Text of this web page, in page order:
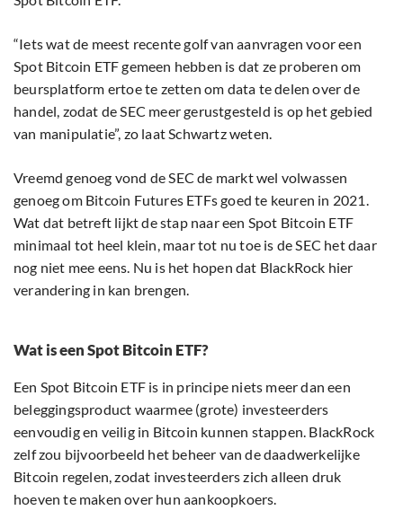
“Iets wat de meest recente golf van aanvragen voor een
Spot Bitcoin ETF gemeen hebben is dat ze proberen om
beursplatform ertoe te zetten om data te delen over de
handel, zodat de SEC meer gerustgesteld is op het gebied
van manipulatie”, zo laat Schwartz weten.
Vreemd genoeg vond de SEC de markt wel volwassen
genoeg om Bitcoin Futures ETFs goed te keuren in 2021.
Wat dat betreft lijkt de stap naar een Spot Bitcoin ETF
minimaal tot heel klein, maar tot nu toe is de SEC het daar
nog niet mee eens. Nu is het hopen dat BlackRock hier
verandering in kan brengen.
Wat is een Spot Bitcoin ETF?
Een Spot Bitcoin ETF is in principe niets meer dan een
beleggingsproduct waarmee (grote) investeerders
eenvoudig en veilig in Bitcoin kunnen stappen. BlackRock
zelf zou bijvoorbeeld het beheer van de daadwerkelijke
Bitcoin regelen, zodat investeerders zich alleen druk
hoeven te maken over hun aankoopkoers.